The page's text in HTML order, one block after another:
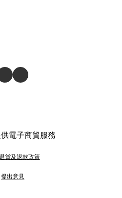
電子商貿服務
貨及退款政策
提出意見